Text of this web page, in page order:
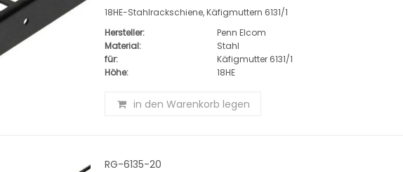
18HE-Stahlrackschiene, Käfigmuttern 6131/1
Hersteller:
Penn Elcom
Material:
Stahl
für:
Käfigmutter 6131/1
Höhe:
18HE
in den Warenkorb legen
RG-6135-20